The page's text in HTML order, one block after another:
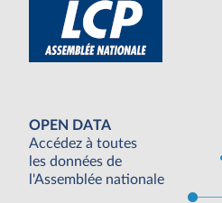
OPEN DATA
Accédez à toutes
les données de
l'Assemblée nationale